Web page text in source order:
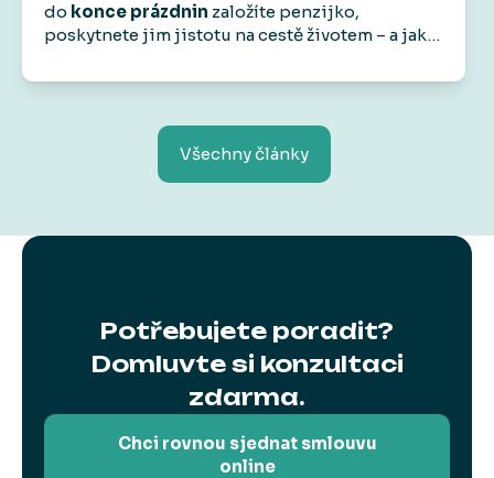
do konce prázdnin založíte penzijko,
poskytnete jim jistotu na cestě životem – a jako
na 1 000 Kč.Protože radost by měla být teď
Všechny články
Potřebujete poradit?
Domluvte si konzultaci
zdarma.
Chci rovnou sjednat smlouvu
online